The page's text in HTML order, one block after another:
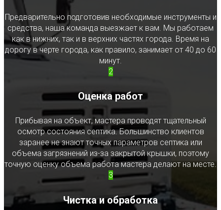
Предварительно подготовив необходимые инструменты и
средства, наша команда выезжает к вам. Мы работаем
как в нижних, так и в верхних частях города. Время на
дорогу в черте города, как правило, занимает от 40 до 60
минут.
2
Оценка работ
Прибывая на объект, мастера проводят тщательный
осмотр состояния септика. Большинство клиентов
заранее не знают точных параметров септика или
объема загрязнений из-за закрытой крышки, поэтому
точную оценку объема работа мастера делают на месте.
3
Чистка и обработка